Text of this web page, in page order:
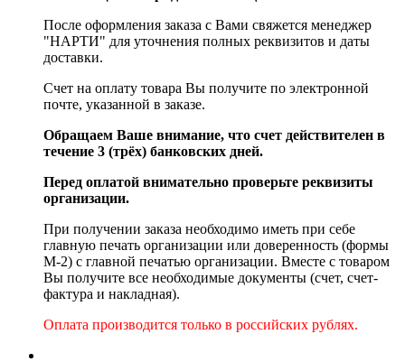
После оформления заказа с Вами свяжется менеджер
"НАРТИ" для уточнения полных реквизитов и даты
доставки.
Счет на оплату товара Вы получите по электронной
почте, указанной в заказе.
Обращаем Ваше внимание, что счет действителен в
течение 3 (трёх) банковских дней.
Перед оплатой внимательно проверьте реквизиты
организации.
При получении заказа необходимо иметь при себе
главную печать организации или доверенность (формы
М-2) с главной печатью организации. Вместе с товаром
Вы получите все необходимые документы (счет, счет-
фактура и накладная).
Оплата производится только в российских рублях.